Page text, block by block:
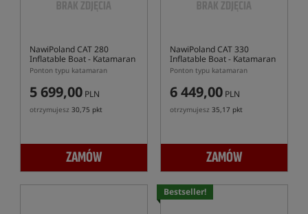
NawiPoland CAT 280
Inflatable Boat- Katamaran
Ponton typu katamaran
5 699,00 PLN
otrzymujesz 30,75 pkt
ZAMÓW
NawiPoland CAT 330
Inflatable Boat- Katamaran
Ponton typu katamaran
6 449,00 PLN
otrzymujesz 35,17 pkt
ZAMÓW
Bestseller!